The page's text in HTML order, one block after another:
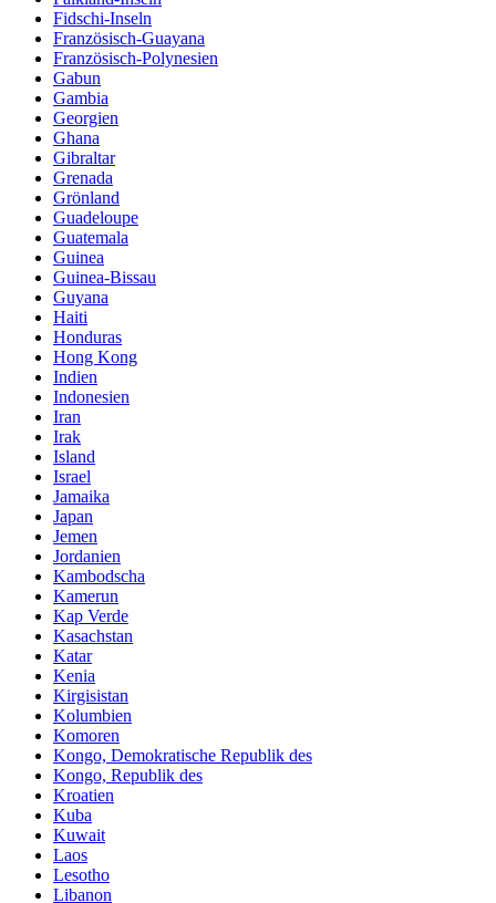
Fidschi-Inseln
Französisch-Guayana
Französisch-Polynesien
Gabun
Gambia
Georgien
Ghana
Gibraltar
Grenada
Grönland
Guadeloupe
Guatemala
Guinea
Guinea-Bissau
Guyana
Haiti
Honduras
Hong Kong
Indien
Indonesien
Iran
Irak
Island
Israel
Jamaika
Japan
Jemen
Jordanien
Kambodscha
Kamerun
Kap Verde
Kasachstan
Katar
Kenia
Kirgisistan
Kolumbien
Komoren
Kongo, Demokratische Republik des
Kongo, Republik des
Kroatien
Kuba
Kuwait
Laos
Lesotho
Libanon